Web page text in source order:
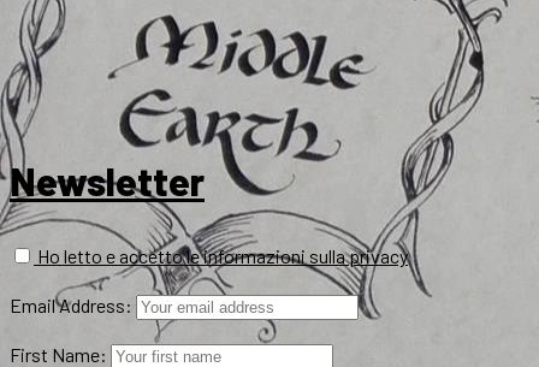
Newsletter
Ho letto e accetto le informazioni sulla privacy
Email Address:
First Name: